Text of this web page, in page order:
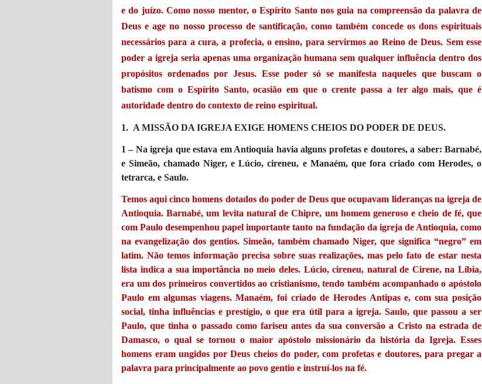
e do juízo. Como nosso mentor, o Espírito Santo nos guia na compreensão da palavra de
Deus e age no nosso processo de santificação, como também concede os dons espirituais
necessários para a cura, a profecia, o ensino, para servirmos ao Reino de Deus. Sem esse
poder a igreja seria apenas uma organização humana sem qualquer influência dentro dos
propósitos ordenados por Jesus. Esse poder só se manifesta naqueles que buscam o
batismo com o Espírito Santo, ocasião em que o crente passa a ter algo mais, que é
autoridade dentro do contexto de reino espiritual.
1. A MISSÃO DA IGREJA EXIGE HOMENS CHEIOS DO PODER DE DEUS.
1 – Na igreja que estava em Antioquia havia alguns profetas e doutores, a saber: Barnabé,
e Simeão, chamado Niger, e Lúcio, cireneu, e Manaém, que fora criado com Herodes, o
tetrarca, e Saulo.
Temos aqui cinco homens dotados do poder de Deus que ocupavam lideranças na igreja de
Antioquia. Barnabé, um levita natural de Chipre, um homem generoso e cheio de fé, que
com Paulo desempenhou papel importante tanto na fundação da igreja de Antioquia, como
na evangelização dos gentios. Simeão, também chamado Niger, que significa “negro” em
latim. Não temos informação precisa sobre suas realizações, mas pelo fato de estar nesta
lista indica a sua importância no meio deles. Lúcio, cireneu, natural de Cirene, na Líbia,
era um dos primeiros convertidos ao cristianismo, tendo também acompanhado o apóstolo
Paulo em algumas viagens. Manaém, foi criado de Herodes Antipas e, com sua posição
social, tinha influências e prestígio, o que era útil para a igreja. Saulo, que passou a ser
Paulo, que tinha o passado como fariseu antes da sua conversão a Cristo na estrada de
Damasco, o qual se tornou o maior apóstolo missionário da história da Igreja. Esses
homens eram ungidos por Deus cheios do poder, com profetas e doutores, para pregar a
palavra para principalmente ao povo gentio e instruí-los na fé.